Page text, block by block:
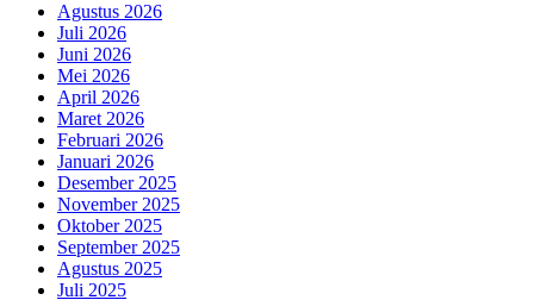
Agustus 2026
Juli 2026
Juni 2026
Mei 2026
April 2026
Maret 2026
Februari 2026
Januari 2026
Desember 2025
November 2025
Oktober 2025
September 2025
Agustus 2025
Juli 2025